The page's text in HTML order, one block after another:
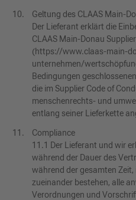
Geltung des CLAAS Main-
Der Lieferant erklärt die
CLAAS Main-Donau
(https://www.claas-main-
unternehmen/
Bedingungen
die im Supplier Code of
menschenrechts- und
entlang seiner Lieferkette
Compliance
11.1 Der Lieferant und wir
während der Dauer des
während der gesamten
zueinander bestehen, alle
Verordnungen und